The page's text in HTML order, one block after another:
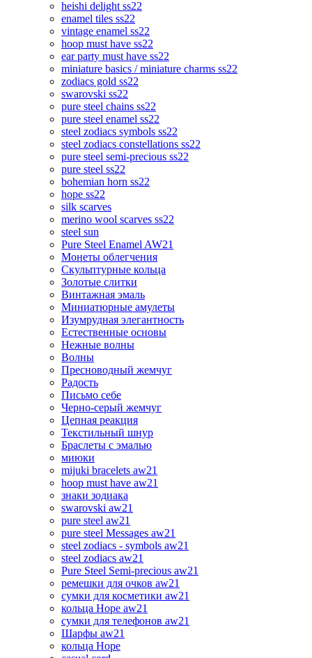
heishi delight ss22
enamel tiles ss22
vintage enamel ss22
hoop must have ss22
ear party must have ss22
miniature basics / miniature charms ss22
zodiacs gold ss22
swarovski ss22
pure steel chains ss22
pure steel enamel ss22
steel zodiacs symbols ss22
steel zodiacs constellations ss22
pure steel semi-precious ss22
pure steel ss22
bohemian horn ss22
hope ss22
silk scarves
merino wool scarves ss22
steel sun
Pure Steel Enamel AW21
Монеты облегчения
Скульптурные кольца
Золотые слитки
Винтажная эмаль
Миниатюрные амулеты
Изумрудная элегантность
Естественные основы
Нежные волны
Волны
Пресноводный жемчуг
Радость
Письмо себе
Черно-серый жемчуг
Цепная реакция
Текстильный шнур
Браслеты с эмалью
миюки
mijuki bracelets aw21
hoop must have aw21
знаки зодиака
swarovski aw21
pure steel aw21
pure steel Messages aw21
steel zodiacs - symbols aw21
steel zodiacs aw21
Pure Steel Semi-precious aw21
ремешки для очков aw21
сумки для косметики aw21
кольца Hope aw21
сумки для телефонов aw21
Шарфы aw21
кольца Hope